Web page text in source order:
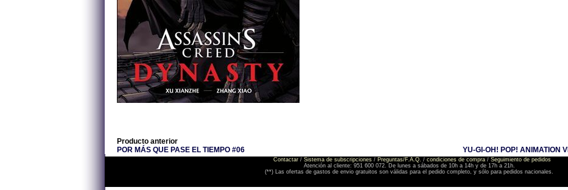
Producto anterior
POR MÁS QUE PASE EL TIEMPO #06
YU-GI-OH! POP! ANIMATION
Contactar / Sistema de subscripciones / Preguntas/F.A.Q. / condiciones de compra / Seguimiento de pedidos
Atención al cliente: 951 600 072. De lunes a sábados de 10h a 14h y de 17h a 21h.
(**) Las ofertas de gastos de envio gratuitos son válidas para el pedido completo, y sólo para pedidos nacionales.